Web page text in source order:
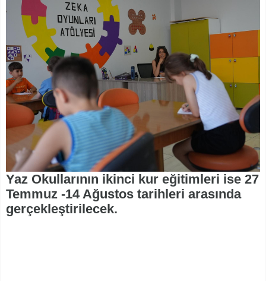
Yaz Okullarının ikinci kur eğitimleri ise 27
Temmuz -14 Ağustos tarihleri arasında
gerçekleştirilecek.